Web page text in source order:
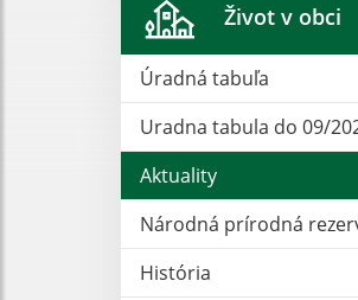
Život v obci
Úradná tabuľa
Uradna tabula do 09/
Aktuality
Národná prírodná
História